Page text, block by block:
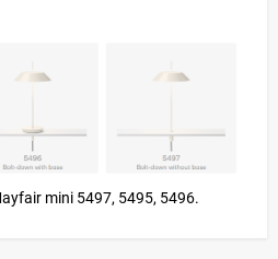
mini 5497, 5495, 5496.